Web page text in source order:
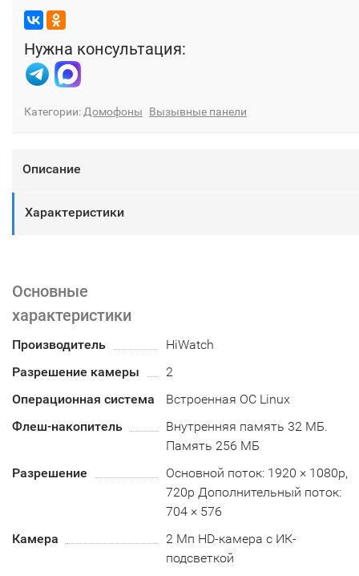
Нужна консультация:
Категории: Домофоны Вызывные панели
Описание
Характеристики
Основные
характеристики
Производитель
HiWatch
Разрешение камеры
2
Операционная система
Встроенная ОС Linux
Флеш-накопитель
Внутренняя память 32 МБ.
Память 256 МБ
Разрешение
Основной поток: 1920 × 1080p,
720p Дополнительный поток:
704 × 576
Камера
2 Мп HD-камера с ИК-
подсветкой